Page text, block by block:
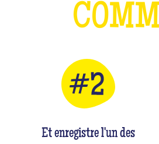
Et enregistre l'un des